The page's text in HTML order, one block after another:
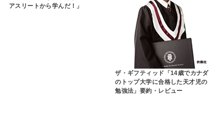
アスリートから学んだ！」
ザ・ギフティッド「14歳でカナダ
のトップ大学に合格した天才児の
勉強法」要約・レビュー